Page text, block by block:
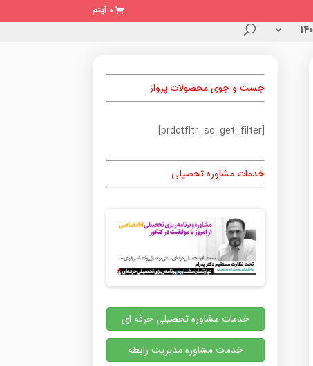
0 آیتم
جست و جوی محصولات پرواز
[prdctfltr_sc_get_filter]
خدمات مشاوره تحصیلی
خدمات مشاوره تحصیلی حرفه ای
خدمات مشاوره مدیریت رابطه